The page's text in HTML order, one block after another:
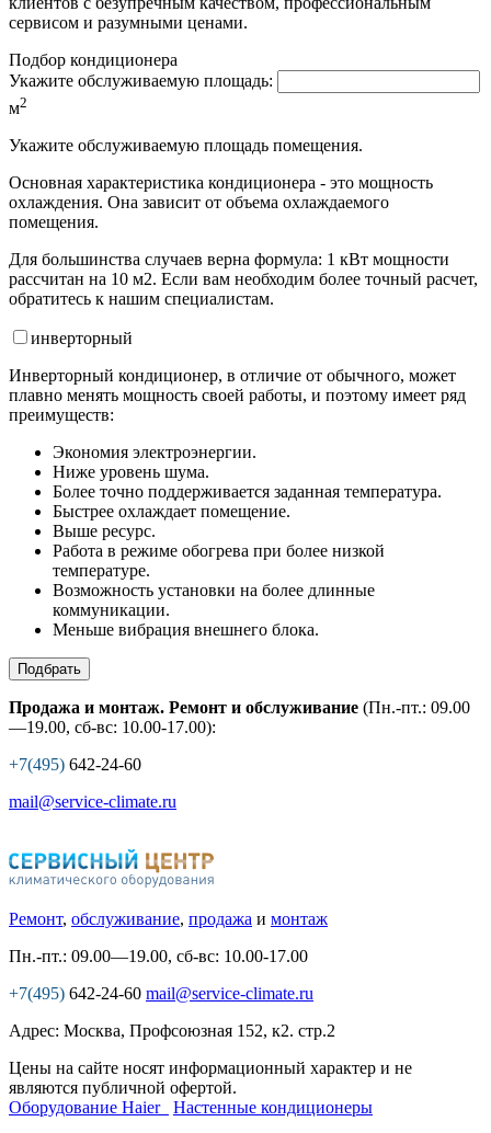
сервисом и разумными ценами.
Подбор кондиционера
Укажите обслуживаемую площадь:
м2
Укажите обслуживаемую площадь помещения.
Основная характеристика кондиционера - это мощность
охлаждения. Она зависит от объема охлаждаемого
помещения.
Для большинства случаев верна формула: 1 кВт мощности
рассчитан на 10 м2. Если вам необходим более точный расчет,
обратитесь к нашим специалистам.
инверторный
Инверторный кондиционер, в отличие от обычного, может
плавно менять мощность своей работы, и поэтому имеет ряд
преимуществ:
Экономия электроэнергии.
Ниже уровень шума.
Более точно поддерживается заданная температура.
Быстрее охлаждает помещение.
Выше ресурс.
Работа в режиме обогрева при более низкой
температуре.
Возможность установки на более длинные
коммуникации.
Меньше вибрация внешнего блока.
Подбрать
Продажа и монтаж. Ремонт и обслуживание (Пн.-пт.: 09.00
—19.00, сб-вс: 10.00-17.00):
+7(495) 642-24-60
mail@service-climate.ru
Ремонт, обслуживание, продажа и монтаж
Пн.-пт.: 09.00—19.00, сб-вс: 10.00-17.00
+7(495) 642-24-60 mail@service-climate.ru
Адрес: Москва, Профсоюзная 152, к2. стр.2
Цены на сайте носят информационный характер и не
являются публичной офертой.
Оборудование Haier
Настенные кондиционеры